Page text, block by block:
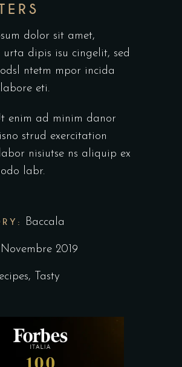
dolor sit amet,
urta dipis isu cingelit, sed
ntetm mpor incida
eti.
enim ad minim danor
strud exercitation
nisiutse ns aliquip ex
labr.
Baccala
2019
, Tasty